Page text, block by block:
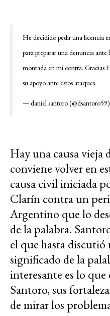
He decidido pedir una licencia
para preparar una denuncia
montada en mi contra. Gracias
su apoyo ante estos ataques.
— daniel santoro (@dsantoro59)
Hay una causa vieja
conviene volver en
causa civil iniciada
Clarín contra un
Argentino que lo
de la palabra.
el que hasta discutió
significado de la
interesante es lo que
Santoro, sus
de mirar los